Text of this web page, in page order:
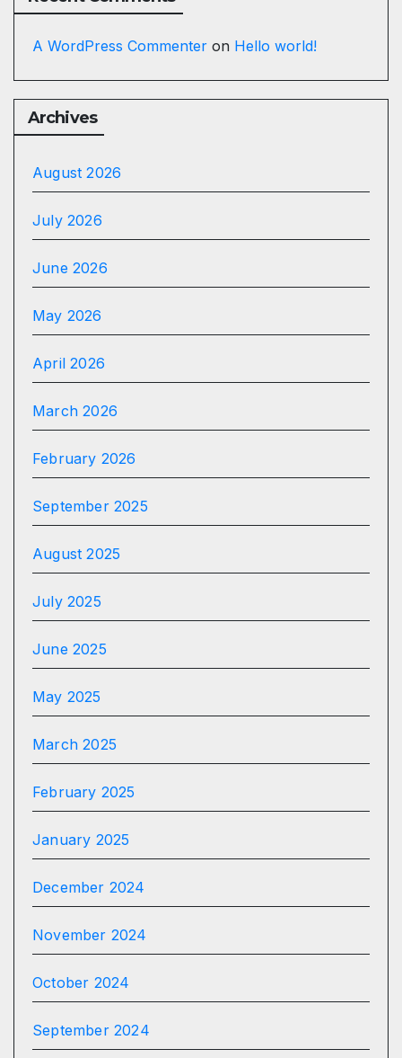
A WordPress Commenter on Hello world!
Archives
August 2026
July 2026
June 2026
May 2026
April 2026
March 2026
February 2026
September 2025
August 2025
July 2025
June 2025
May 2025
March 2025
February 2025
January 2025
December 2024
November 2024
October 2024
September 2024